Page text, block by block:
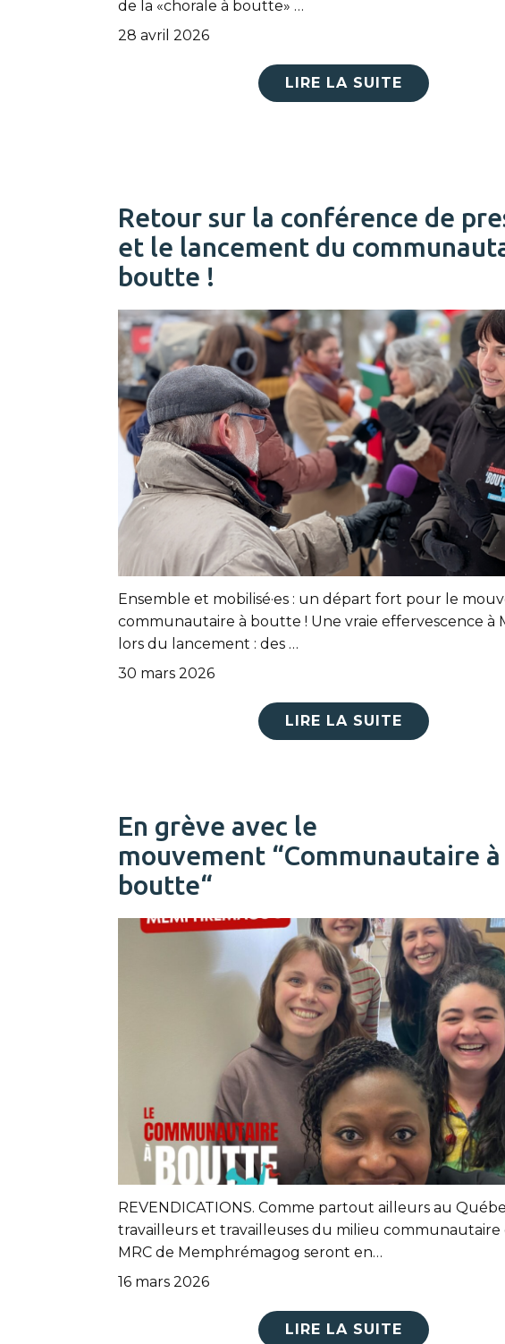
de la «chorale à boutte» …
28 avril 2026
LIRE LA SUITE
Retour sur la conférence de
et le lancement du
boutte !
Ensemble et mobilisé·es : un départ fort pour le
communautaire à boutte ! Une vraie effervescence à
lors du lancement : des …
30 mars 2026
LIRE LA SUITE
En grève avec le
mouvement “Communautaire à
boutte“
REVENDICATIONS. Comme partout ailleurs au
travailleurs et travailleuses du milieu communautaire
MRC de Memphrémagog seront en…
16 mars 2026
LIRE LA SUITE